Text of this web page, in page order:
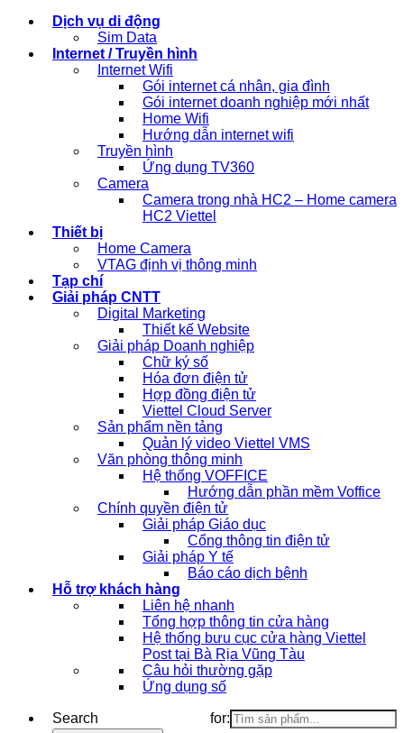
Dịch vụ di động
Sim Data
Internet / Truyền hình
Internet Wifi
Gói internet cá nhân, gia đình
Gói internet doanh nghiệp mới nhất
Home Wifi
Hướng dẫn internet wifi
Truyền hình
Ứng dụng TV360
Camera
Camera trong nhà HC2 – Home camera
HC2 Viettel
Thiết bị
Home Camera
VTAG định vị thông minh
Tạp chí
Giải pháp CNTT
Digital Marketing
Thiết kế Website
Giải pháp Doanh nghiệp
Chữ ký số
Hóa đơn điện tử
Hợp đồng điện tử
Viettel Cloud Server
Sản phẩm nền tảng
Quản lý video Viettel VMS
Văn phòng thông minh
Hệ thống VOFFICE
Hướng dẫn phần mềm Voffice
Chính quyền điện tử
Giải pháp Giáo dục
Cổng thông tin điện tử
Giải pháp Y tế
Báo cáo dịch bệnh
Hỗ trợ khách hàng
Liên hệ nhanh
Tổng hợp thông tin cửa hàng
Hệ thống bưu cục cửa hàng Viettel
Post tại Bà Rịa Vũng Tàu
Câu hỏi thường gặp
Ứng dụng số
Search for: